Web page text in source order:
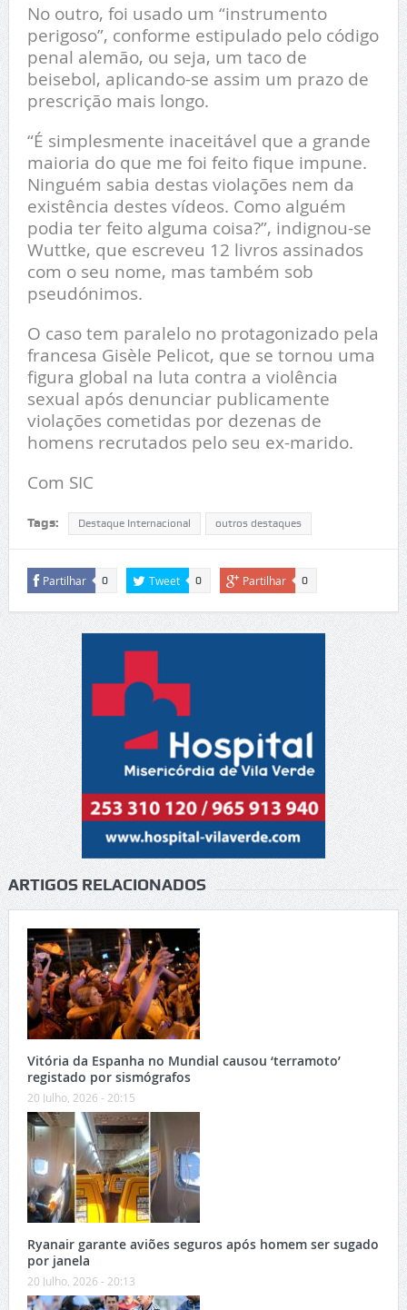
No outro, foi usado um “instrumento
perigoso”, conforme estipulado pelo código
penal alemão, ou seja, um taco de
beisebol, aplicando-se assim um prazo de
prescrição mais longo.
“É simplesmente inaceitável que a grande
maioria do que me foi feito fique impune.
Ninguém sabia destas violações nem da
existência destes vídeos. Como alguém
podia ter feito alguma coisa?”, indignou-se
Wuttke, que escreveu 12 livros assinados
com o seu nome, mas também sob
pseudónimos.
O caso tem paralelo no protagonizado pela
francesa Gisèle Pelicot, que se tornou uma
figura global na luta contra a violência
sexual após denunciar publicamente
violações cometidas por dezenas de
homens recrutados pelo seu ex-marido.
Com SIC
Tags: Destaque Internacional outros destaques
Partilhar 0 Tweet 0 Partilhar 0
ARTIGOS RELACIONADOS
Vitória da Espanha no Mundial causou ‘terramoto’
registado por sismógrafos
20 Julho, 2026 - 20:15
Ryanair garante aviões seguros após homem ser sugado
por janela
20 Julho, 2026 - 20:13